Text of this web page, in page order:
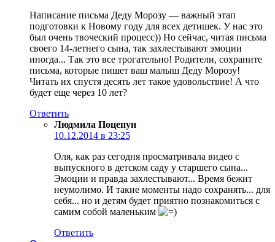
Написание письма Деду Морозу — важный этап
подготовки к Новому году для всех детишек. У нас это
был очень твоческий процесс)) Но сейчас, читая письма
своего 14-летнего сына, так захлестывают эмоции
иногда... Так это все трогательно! Родители, сохраните
письма, которые пишет ваш малыш Деду Морозу!
Читать их спустя десять лет такое удовольствие! А что
будет еще через 10 лет?
Ответить
Людмила Поцепун
10.12.2014 в 23:25
Оля, как раз сегодня просматривала видео с
выпускного в детском саду у старшего сына...
Эмоции и правда захлестывают... Время бежит
неумолимо. И такие моменты надо сохранять... для
себя... но и детям будет приятно познакомиться с
самим собой маленьким
Ответить